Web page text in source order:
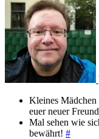
Kleines
euer neuer
Mal sehen wie
bewährt! #